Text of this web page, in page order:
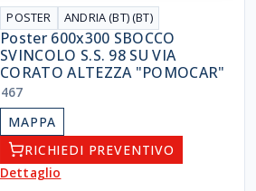
POSTER ANDRIA (BT) (BT)
Poster 600x300 SBOCCO
SVINCOLO S.S. 98 SU VIA
CORATO ALTEZZA "POMOCAR"
467
MAPPA
RICHIEDI PREVENTIVO
Dettaglio